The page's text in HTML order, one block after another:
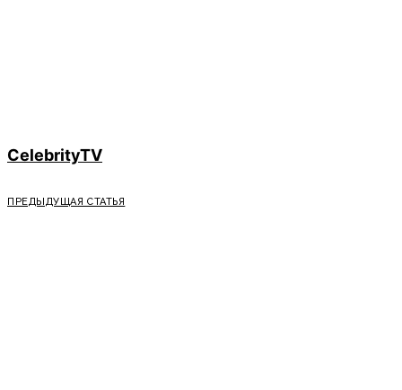
CelebrityTV
ПРЕДЫДУЩАЯ СТАТЬЯ